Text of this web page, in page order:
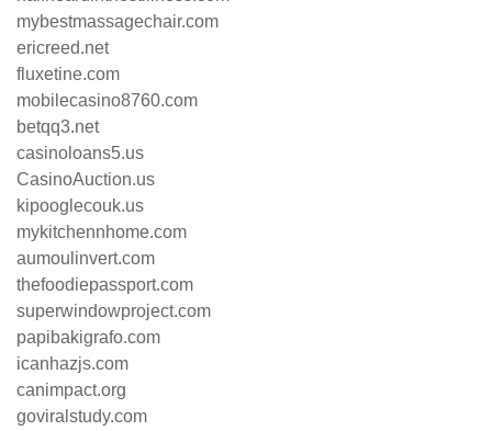
mybestmassagechair.com
ericreed.net
fluxetine.com
mobilecasino8760.com
betqq3.net
casinoloans5.us
CasinoAuction.us
kipooglecouk.us
mykitchennhome.com
aumoulinvert.com
thefoodiepassport.com
superwindowproject.com
papibakigrafo.com
icanhazjs.com
canimpact.org
goviralstudy.com